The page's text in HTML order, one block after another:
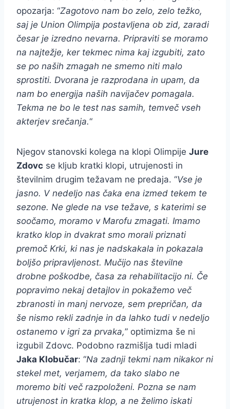
opozarja: “Zagotovo nam bo zelo, zelo težko,
saj je Union Olimpija postavljena ob zid, zaradi
česar je izredno nevarna. Pripraviti se moramo
na najtežje, ker tekmec nima kaj izgubiti, zato
se po naših zmagah ne smemo niti malo
sprostiti. Dvorana je razprodana in upam, da
nam bo energija naših navijačev pomagala.
Tekma ne bo le test nas samih, temveč vseh
akterjev srečanja.“
Njegov stanovski kolega na klopi Olimpije Jure
Zdovc se kljub kratki klopi, utrujenosti in
številnim drugim težavam ne predaja. “Vse je
jasno. V nedeljo nas čaka ena izmed tekem te
sezone. Ne glede na vse težave, s katerimi se
soočamo, moramo v Marofu zmagati. Imamo
kratko klop in dvakrat smo morali priznati
premoč Krki, ki nas je nadskakala in pokazala
boljšo pripravljenost. Mučijo nas številne
drobne poškodbe, časa za rehabilitacijo ni. Če
popravimo nekaj detajlov in pokažemo več
zbranosti in manj nervoze, sem prepričan, da
še nismo rekli zadnje in da lahko tudi v nedeljo
ostanemo v igri za prvaka,” optimizma še ni
izgubil Zdovc. Podobno razmišlja tudi mladi
Jaka Klobučar: “Na zadnji tekmi nam nikakor ni
stekel met, verjamem, da tako slabo ne
moremo biti več razpoloženi. Pozna se nam
utrujenost in kratka klop, a ne želimo iskati